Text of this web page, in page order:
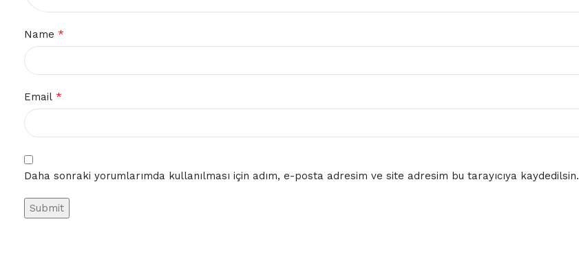
Name *
Email *
Daha sonraki yorumlarımda kullanılması için adım, e-posta adresim ve site adresim bu tarayıcıya kaydedilsin.